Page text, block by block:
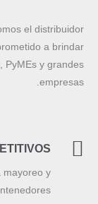
el distribuidor
a brindar
PyMEs y grandes
empresas.
mayoreo y